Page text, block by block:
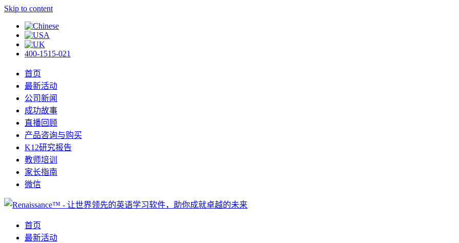
Skip to content
400-1515-021
首页
最新活动
公司新闻
成功故事
直播回顾
产品咨询与购买
K12研究报告
教师培训
家长指南
微信
首页
最新活动